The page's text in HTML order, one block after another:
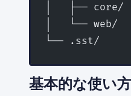
│   ├── core/
│   └── web/
└── .sst/
基本的な使い方